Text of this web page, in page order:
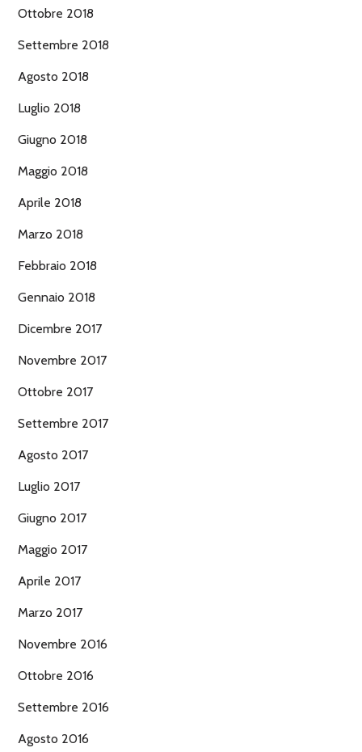
Ottobre 2018
Settembre 2018
Agosto 2018
Luglio 2018
Giugno 2018
Maggio 2018
Aprile 2018
Marzo 2018
Febbraio 2018
Gennaio 2018
Dicembre 2017
Novembre 2017
Ottobre 2017
Settembre 2017
Agosto 2017
Luglio 2017
Giugno 2017
Maggio 2017
Aprile 2017
Marzo 2017
Novembre 2016
Ottobre 2016
Settembre 2016
Agosto 2016